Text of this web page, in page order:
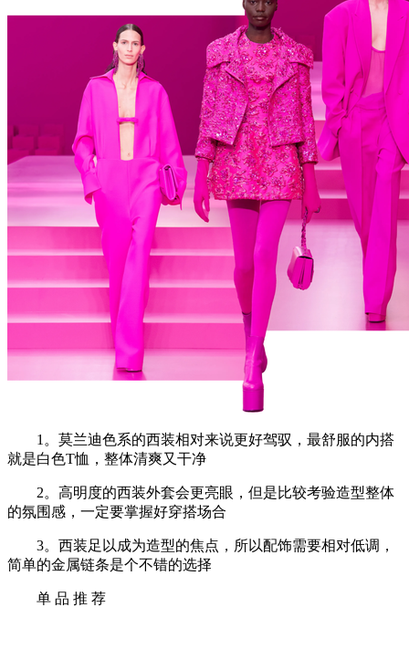
1。莫兰迪色系的西装相对来说更好驾驭，最舒服的内搭
就是白色T恤，整体清爽又干净
2。高明度的西装外套会更亮眼，但是比较考验造型整体
的氛围感，一定要掌握好穿搭场合
3。西装足以成为造型的焦点，所以配饰需要相对低调，
简单的金属链条是个不错的选择
单 品 推 荐